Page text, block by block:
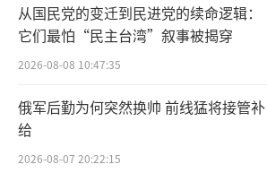
从国民党的变迁到民进党的续命逻辑：
它们最怕“民主台湾”叙事被揭穿
2026-08-08 10:47:35
俄军后勤为何突然换帅 前线猛将接管补
给
2026-08-07 20:22:15